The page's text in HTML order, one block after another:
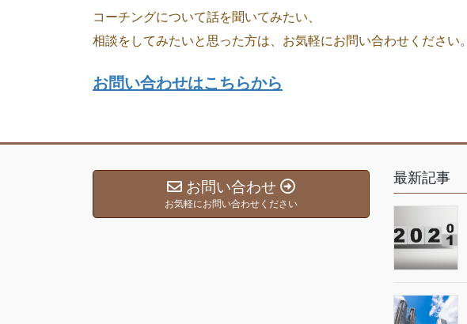
コーチングについて話を聞いてみたい、
相談をしてみたいと思った方は、お気軽にお問い合わせください。
お問い合わせはこちらから
お問い合わせ
お気軽にお問い合わせください
最新記事